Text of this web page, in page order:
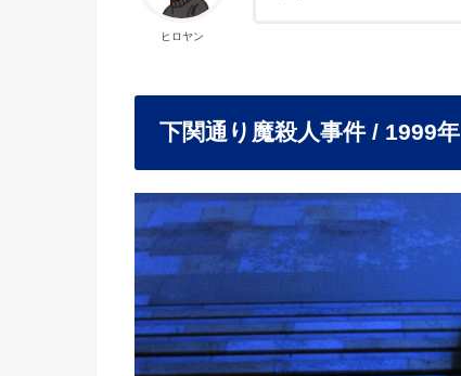
ヒロヤン
下関通り魔殺人事件 / 1999年